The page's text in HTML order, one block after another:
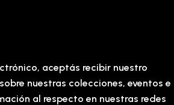
aceptás recibir nuestro
nuestras colecciones, eventos e
al respecto en nuestras redes